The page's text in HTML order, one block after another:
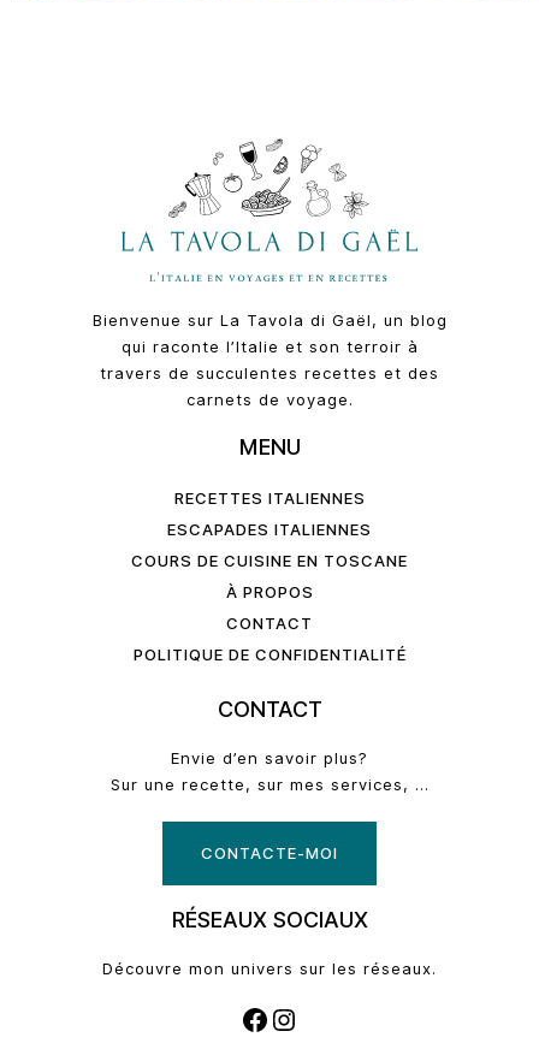
Bienvenue sur La Tavola di Gaël, un blog
qui raconte l’Italie et son terroir à
travers de succulentes recettes et des
carnets de voyage.
MENU
RECETTES ITALIENNES
ESCAPADES ITALIENNES
COURS DE CUISINE EN TOSCANE
À PROPOS
CONTACT
POLITIQUE DE CONFIDENTIALITÉ
CONTACT
Envie d’en savoir plus?
Sur une recette, sur mes services, …
CONTACTE-MOI
RÉSEAUX SOCIAUX
Découvre mon univers sur les réseaux.
FACEBOOK
INSTAGRAM